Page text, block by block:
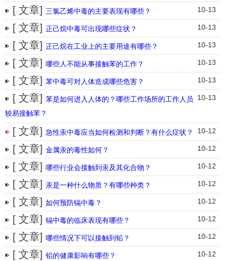
10-13
[ 文章] 三氯乙烯中毒的主要表现有哪些？
10-13
[ 文章] 正己烷中毒可出现哪些症状？
10-13
[ 文章] 正己烷在工业上的主要用途有哪些？
10-13
[ 文章] 哪些人不能从事接触苯的工作？
10-13
[ 文章] 苯中毒可对人体造成哪些危害？
10-13
[ 文章] 苯是如何进入人体的？哪些工作场所的工作人员
较易接触苯？
10-12
[ 文章] 急性汞中毒应当如何检测和判断？有什么症状？
10-12
[ 文章] 金属汞的毒性如何？
10-12
[ 文章] 哪些行业会接触到汞及其化合物？
10-12
[ 文章] 汞是一种什么物质？有哪些种类？
10-12
[ 文章] 如何预防镉中毒？
10-12
[ 文章] 镉中毒的临床表现有哪些？
10-12
[ 文章] 哪些情况下可以接触到铅？
10-12
[ 文章] 铅的健康影响有哪些？